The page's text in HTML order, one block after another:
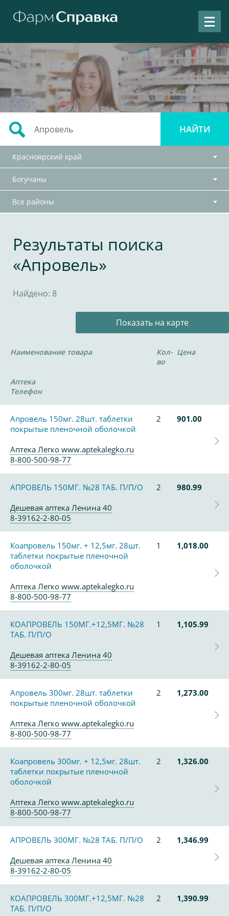
Красноярский край
Богучаны
Все районы
Результаты поиска
«Апровель»
Найдено: 8
Показать на карте
Наименование товара
Кол-
во
Цена
Аптека
Телефон
Апровель 150мг. 28шт. таблетки
покрытые пленочной оболочкой
2 901.00
Аптека Легко www.aptekalegko.ru
8-800-500-98-77
АПРОВЕЛЬ 150МГ. №28 ТАБ. П/П/О 2
980.99
Дешевая аптека Ленина 40
8-39162-2-80-05
Коапровель 150мг. + 12,5мг. 28шт.
таблетки покрытые пленочной
оболочкой
1 1,018.00
Аптека Легко www.aptekalegko.ru
8-800-500-98-77
КОАПРОВЕЛЬ 150МГ.+12,5МГ. №28
ТАБ. П/П/О
1 1,105.99
Дешевая аптека Ленина 40
8-39162-2-80-05
Апровель 300мг. 28шт. таблетки
покрытые пленочной оболочкой
2 1,273.00
Аптека Легко www.aptekalegko.ru
8-800-500-98-77
Коапровель 300мг. + 12,5мг. 28шт.
таблетки покрытые пленочной
оболочкой
2 1,326.00
Аптека Легко www.aptekalegko.ru
8-800-500-98-77
АПРОВЕЛЬ 300МГ. №28 ТАБ. П/П/О 2
1,346.99
Дешевая аптека Ленина 40
8-39162-2-80-05
КОАПРОВЕЛЬ 300МГ.+12,5МГ. №28
ТАБ. П/П/О
2 1,390.99